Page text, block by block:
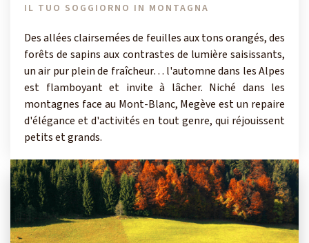
IL TUO SOGGIORNO IN MONTAGNA
Des allées clairsemées de feuilles aux tons orangés, des
forêts de sapins aux contrastes de lumière saisissants,
un air pur plein de fraîcheur… l'automne dans les Alpes
est flamboyant et invite à lâcher. Niché dans les
montagnes face au Mont-Blanc, Megève est un repaire
d'élégance et d'activités en tout genre, qui réjouissent
petits et grands.